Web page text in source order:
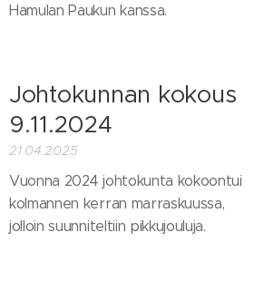
Hamulan Paukun kanssa.
Johtokunnan kokous
9.11.2024
21.04.2025
Vuonna 2024 johtokunta kokoontui
kolmannen kerran marraskuussa,
jolloin suunniteltiin pikkujouluja.